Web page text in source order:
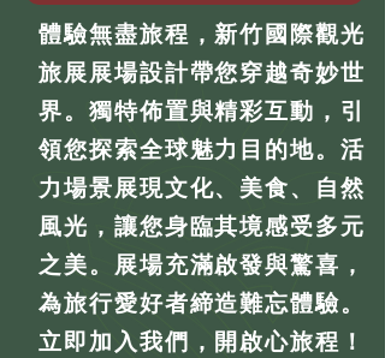
體驗無盡旅程，新竹國際觀光
旅展展場設計帶您穿越奇妙世
界。獨特佈置與精彩互動，引
領您探索全球魅力目的地。活
力場景展現文化、美食、自然
風光，讓您身臨其境感受多元
之美。展場充滿啟發與驚喜，
為旅行愛好者締造難忘體驗。
立即加入我們，開啟心旅程！